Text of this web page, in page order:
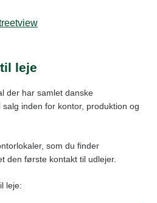
leje
der har samlet danske
inden for kontor, produktion og
som du finder
den første kontakt til udlejer.
leje: